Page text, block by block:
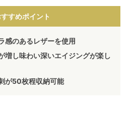
すめポイント
感のあるレザーを使用
増し味わい深いエイジングが楽し
が50枚程収納可能